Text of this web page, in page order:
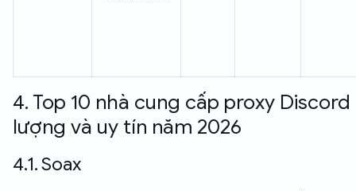
4. Top 10 nhà cung cấp proxy
lượng và uy tín năm 2026
4.1. Soax